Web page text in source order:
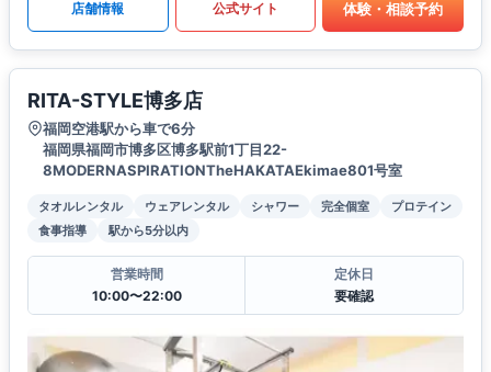
店舗情報 公式サイト 体験・相談予約
RITA-STYLE博多店
福岡空港駅から車で6分
福岡県福岡市博多区博多駅前1丁目22-
8MODERNASPIRATIONTheHAKATAEkimae801号室
タオルレンタル ウェアレンタル シャワー 完全個室
プロテイン
食事指導
駅から5分以内
営業時間
10:00〜22:00
定休日
要確認